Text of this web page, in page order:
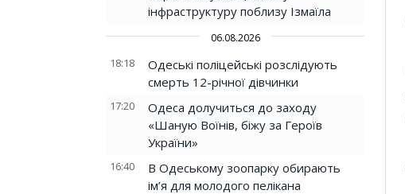
інфраструктуру поблизу Ізмаїла
06.08.2026
18:18
Одеські поліцейські розслідують
смерть 12-річної дівчинки
17:20
Одеса долучиться до заходу
«Шаную Воїнів, біжу за Героїв
України»
16:40
В Одеському зоопарку обирають
ім’я для молодого пелікана